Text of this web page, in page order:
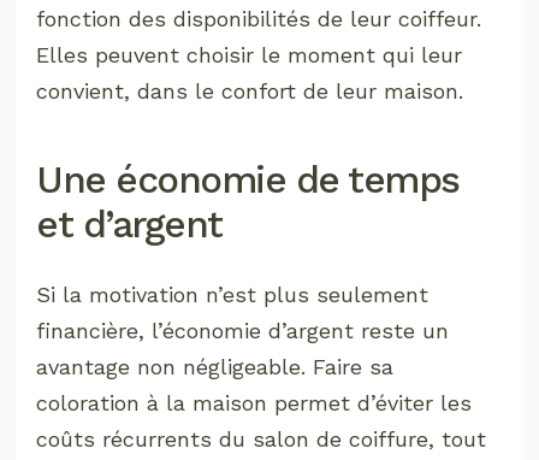
fonction des disponibilités de leur coiffeur.
Elles peuvent choisir le moment qui leur
convient, dans le confort de leur maison.
Une économie de temps
et d’argent
Si la motivation n’est plus seulement
financière, l’économie d’argent reste un
avantage non négligeable. Faire sa
coloration à la maison permet d’éviter les
coûts récurrents du salon de coiffure, tout